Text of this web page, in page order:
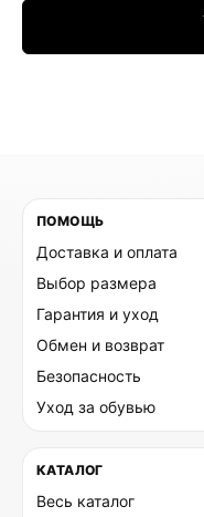
ПОМОЩЬ
Доставка и оплата
Выбор размера
Гарантия и уход
Обмен и возврат
Безопасность
Уход за обувью
КАТАЛОГ
Весь каталог